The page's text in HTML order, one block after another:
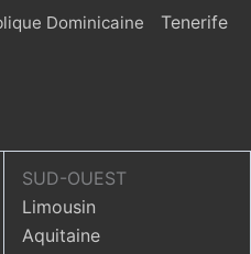
Dominicaine Tenerife
SUD-OUEST
Limousin
Aquitaine